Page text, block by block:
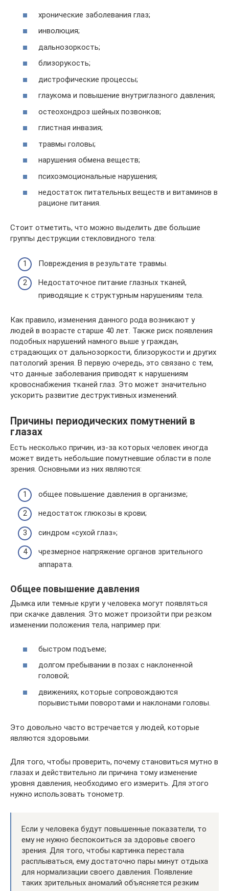
хронические заболевания глаз;
инволюция;
дальнозоркость;
близорукость;
дистрофические процессы;
глаукома и повышение внутриглазного давления;
остеохондроз шейных позвонков;
глистная инвазия;
травмы головы;
нарушения обмена веществ;
психоэмоциональные нарушения;
недостаток питательных веществ и витаминов в
рационе питания.
Стоит отметить, что можно выделить две большие
группы деструкции стекловидного тела:
Повреждения в результате травмы.
Недостаточное питание глазных тканей,
приводящие к структурным нарушениям тела.
Как правило, изменения данного рода возникают у
людей в возрасте старше 40 лет. Также риск появления
подобных нарушений намного выше у граждан,
страдающих от дальнозоркости, близорукости и других
патологий зрения. В первую очередь, это связано с тем,
что данные заболевания приводят к нарушениям
кровоснабжения тканей глаз. Это может значительно
ускорить развитие деструктивных изменений.
Причины периодических помутнений в
глазах
Есть несколько причин, из-за которых человек иногда
может видеть небольшие помутневшие области в поле
зрения. Основными из них являются:
общее повышение давления в организме;
недостаток глюкозы в крови;
синдром «сухой глаз»;
чрезмерное напряжение органов зрительного
аппарата.
Общее повышение давления
Дымка или темные круги у человека могут появляться
при скачке давления. Это может произойти при резком
изменении положения тела, например при:
быстром подъеме;
долгом пребывании в позах с наклоненной
головой;
движениях, которые сопровождаются
порывистыми поворотами и наклонами головы.
Это довольно часто встречается у людей, которые
являются здоровыми.
Для того, чтобы проверить, почему становиться мутно в
глазах и действительно ли причина тому изменение
уровня давления, необходимо его измерить. Для этого
нужно использовать тонометр.
Если у человека будут повышенные показатели, то
ему не нужно беспокоиться за здоровье своего
зрения. Для того, чтобы картинка перестала
расплываться, ему достаточно пары минут отдыха
для нормализации своего давления. Появление
таких зрительных аномалий объясняется резким